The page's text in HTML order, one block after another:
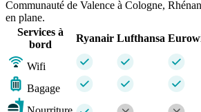
Communauté de Valence à Cologne,
en plane.
Services à
bord
Ryanair Lufthansa
Wifi
Bagage